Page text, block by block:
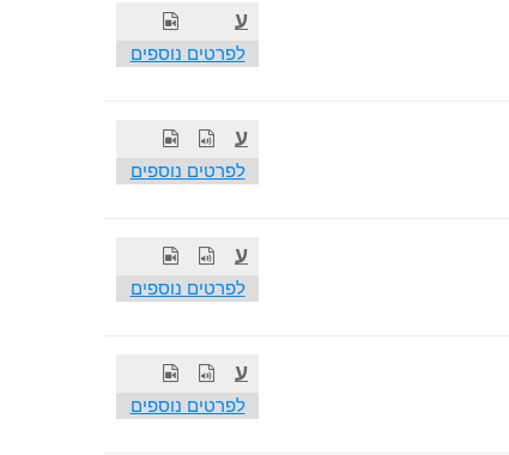
ע
לפרטים נוספים
ע
לפרטים נוספים
ע
לפרטים נוספים
ע
לפרטים נוספים